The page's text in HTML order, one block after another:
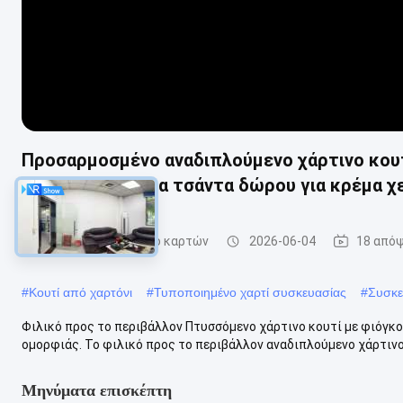
Προσαρμοσμένο αναδιπλούμενο χάρτινο
Pantone – Τέλεια τσάντα δώρου για κρέμα
Πτυσσόμενο κιβώτιο καρτών 2026-06-04 18
#Κουτί από χαρτόνι #Τυποποιημένο χαρτί συσκευασίας #
Φιλικό προς το περιβάλλον Πτυσσόμενο χάρτινο κουτί με
ομορφιάς. Το φιλικό προς το περιβάλλον αναδιπλούμενο χάρτινο
Μηνύματα επισκέπτη